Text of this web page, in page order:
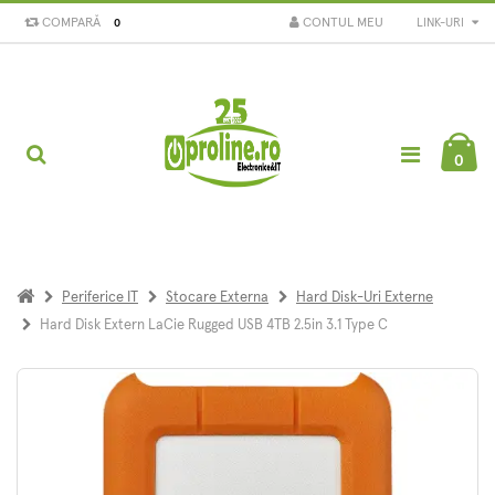
COMPARĂ 0 LINK-URI
CONTUL MEU
0
Periferice IT Stocare Externa
Hard Disk-Uri Externe
Hard Disk Extern LaCie Rugged USB 4TB 2.5in 3.1 Type C